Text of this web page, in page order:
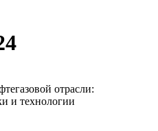
отрасли:
и технологии